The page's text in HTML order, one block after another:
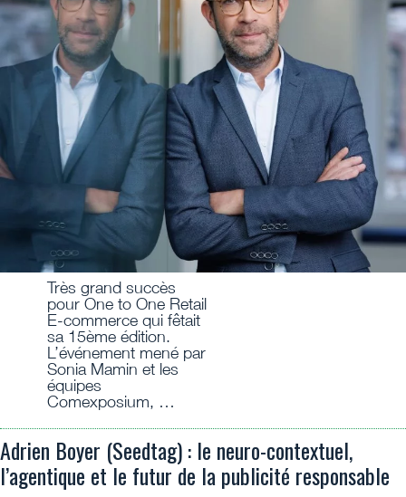
Très grand succès
pour One to One Retail
E-commerce qui fêtait
sa 15ème édition.
L’événement mené par
Sonia Mamin et les
équipes
Comexposium, …
Adrien Boyer (Seedtag) : le neuro-contextuel,
l’agentique et le futur de la publicité responsable